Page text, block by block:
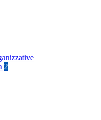
2